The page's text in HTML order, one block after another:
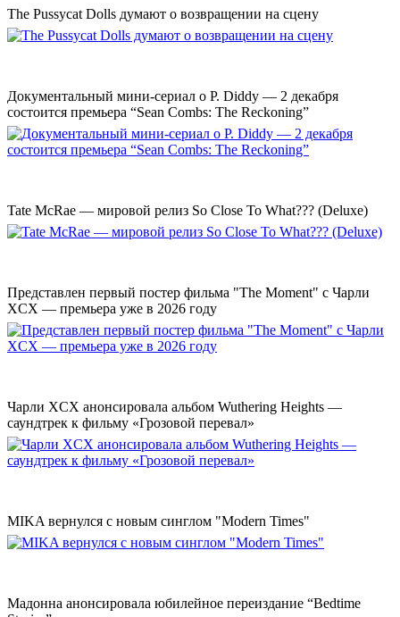
The Pussycat Dolls думают о возвращении на сцену
Документальный мини-сериал о P. Diddy — 2 декабря
состоится премьера “Sean Combs: The Reckoning”
Tate McRae — мировой релиз So Close To What??? (Deluxe)
Представлен первый постер фильма "The Moment" с Чарли
XCX — премьера уже в 2026 году
Чарли XCX анонсировала альбом Wuthering Heights —
саундтрек к фильму «Грозовой перевал»
MIKA вернулся с новым синглом "Modern Times"
Мадонна анонсировала юбилейное переиздание “Bedtime